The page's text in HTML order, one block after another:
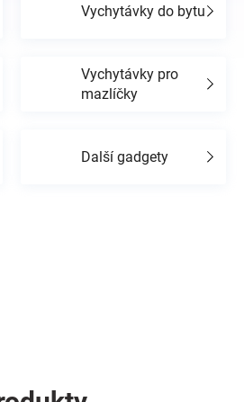
Vychytávky do bytu
Vychytávky pro
mazlíčky
Další gadgety